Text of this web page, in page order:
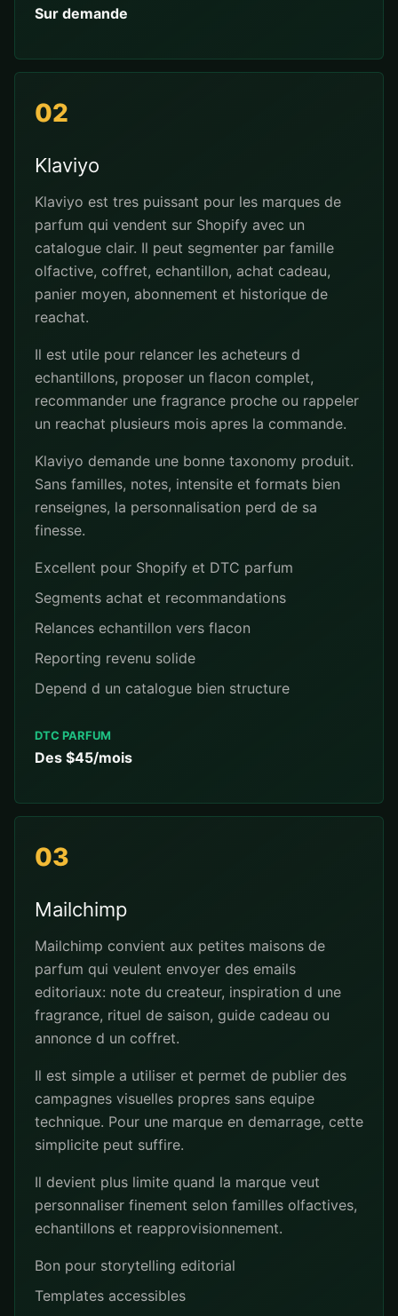
Sur demande
02
Klaviyo
Klaviyo est tres puissant pour les marques de
parfum qui vendent sur Shopify avec un
catalogue clair. Il peut segmenter par famille
olfactive, coffret, echantillon, achat cadeau,
panier moyen, abonnement et historique de
reachat.
Il est utile pour relancer les acheteurs d
echantillons, proposer un flacon complet,
recommander une fragrance proche ou rappeler
un reachat plusieurs mois apres la commande.
Klaviyo demande une bonne taxonomy produit.
Sans familles, notes, intensite et formats bien
renseignes, la personnalisation perd de sa
finesse.
Excellent pour Shopify et DTC parfum
Segments achat et recommandations
Relances echantillon vers flacon
Reporting revenu solide
Depend d un catalogue bien structure
DTC PARFUM
Des $45/mois
03
Mailchimp
Mailchimp convient aux petites maisons de
parfum qui veulent envoyer des emails
editoriaux: note du createur, inspiration d une
fragrance, rituel de saison, guide cadeau ou
annonce d un coffret.
Il est simple a utiliser et permet de publier des
campagnes visuelles propres sans equipe
technique. Pour une marque en demarrage, cette
simplicite peut suffire.
Il devient plus limite quand la marque veut
personnaliser finement selon familles olfactives,
echantillons et reapprovisionnement.
Bon pour storytelling editorial
Templates accessibles